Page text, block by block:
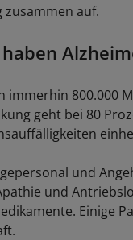
zusammen auf.
immerhin 800.000
geht bei 80
und
und
Einige